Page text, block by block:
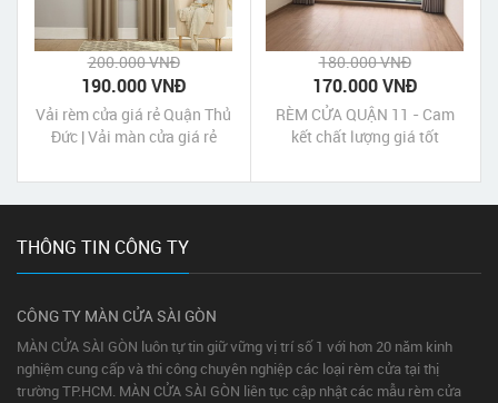
200.000 VNĐ
190.000 VNĐ
Vải rèm cửa giá rẻ Quận Thủ
Đức | Vải màn cửa giá rẻ
180.000 VNĐ
170.000 VNĐ
RÈM CỬA QUẬN 11 - Cam
kết chất lượng giá tốt
THÔNG TIN CÔNG TY
CÔNG TY MÀN CỬA SÀI GÒN
MÀN CỬA SÀI GÒN luôn tự tin giữ vững vị trí số 1 với hơn 20 năm kinh
nghiệm cung cấp và thi công chuyên nghiệp các loại rèm cửa tại thị
trường TP.HCM. MÀN CỬA SÀI GÒN liên tục cập nhật các mẫu rèm cửa